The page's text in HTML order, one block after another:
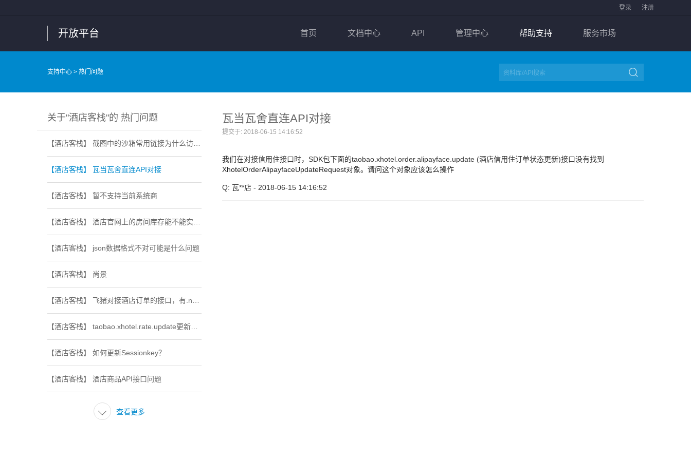
登录 注册
开放平台 首页 文档中心 API 管理中心 帮助支持 服务市场
支持中心 > 热门问题 
关于"酒店客栈"的 热门问题
【酒店客栈】 瓦当瓦舍直连API对接
【酒店客栈】 暂不支持当前系统商
【酒店客栈】 json数据格式不对可能是什么问题
【酒店客栈】 尚景
【酒店客栈】 如何更新Sessionkey？
【酒店客栈】 酒店商品API接口问题
 查看更多
瓦当瓦舍直连API对接
提交于: 2018-06-15 14:16:52
我们在对接信用住接口时，SDK包下面的taobao.xhotel.order.alipayface.update (酒店信用住订单状态更新)接口没有找到
XhotelOrderAlipayfaceUpdateRequest对象。请问这个对象应该怎么操作
Q: 瓦**店 - 2018-06-15 14:16:52